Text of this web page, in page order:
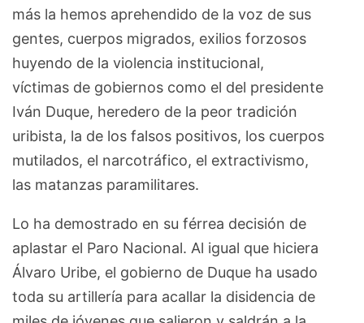
más la hemos aprehendido de la voz de sus
gentes, cuerpos migrados, exilios forzosos
huyendo de la violencia institucional,
víctimas de gobiernos como el del presidente
Iván Duque, heredero de la peor tradición
uribista, la de los falsos positivos, los cuerpos
mutilados, el narcotráfico, el extractivismo,
las matanzas paramilitares.
Lo ha demostrado en su férrea decisión de
aplastar el Paro Nacional. Al igual que hiciera
Álvaro Uribe, el gobierno de Duque ha usado
toda su artillería para acallar la disidencia de